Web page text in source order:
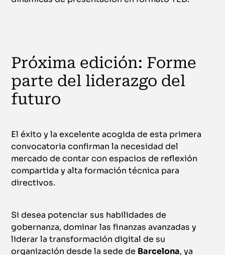
Próxima edición: Forme
parte del liderazgo del
futuro
El éxito y la excelente acogida de esta primera
convocatoria confirman la necesidad del
mercado de contar con espacios de reflexión
compartida y alta formación técnica para
directivos.
Si desea potenciar sus habilidades de
gobernanza, dominar las finanzas avanzadas y
liderar la transformación digital de su
organización desde la sede de Barcelona, ya